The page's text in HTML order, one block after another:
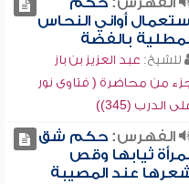
أواني النحاس
بالفضة
للشيخ: عبد العزيز بن باز
من محاضرة ( فتاوى نور
الدرب (345))
الفهرس:حكم شق
ثيابها وقص
عند المصيبة